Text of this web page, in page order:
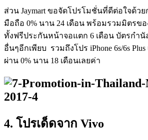
ส่วน Jaymart ขอจัดโปรโมชั่นที่ดีต่อใจด้ว
มือถือ 0% นาน 24 เดือน พร้อมรวมมิตร
ทั้งฟรีประกันหน้าจอแตก 6 เดือน บัตรกำ
อื่นๆอีกเพียบ รวมถึงโปร iPhone 6s/6s
ผ่าน 0% นาน 18 เดือนเลยค่า
4. โปรเด็ดจาก Vivo